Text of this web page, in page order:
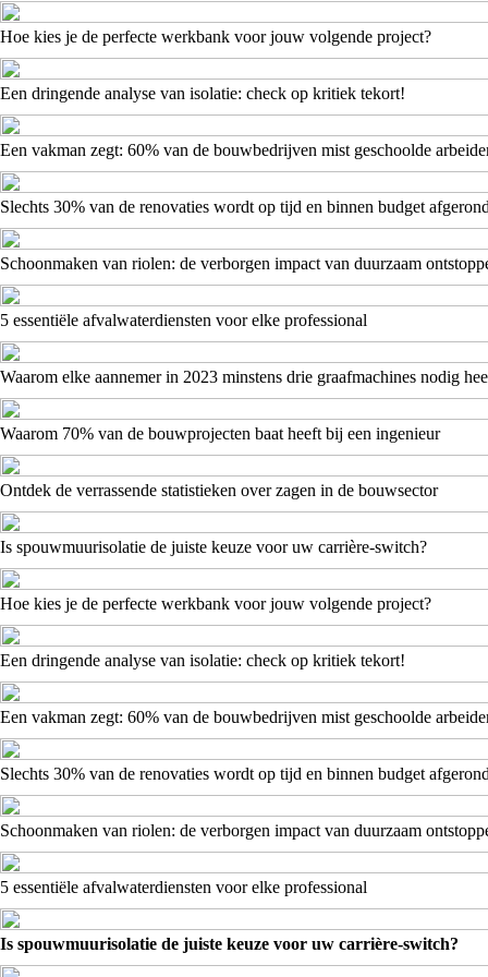
Hoe kies je de perfecte werkbank voor jouw volgende project?
Een dringende analyse van isolatie: check op kritiek tekort!
Een vakman zegt: 60% van de bouwbedrijven mist geschoolde
Slechts 30% van de renovaties wordt op tijd en binnen budget afgerond
Schoonmaken van riolen: de verborgen impact van duurzaam
5 essentiële afvalwaterdiensten voor elke professional
Waarom elke aannemer in 2023 minstens drie graafmachines nodig
Waarom 70% van de bouwprojecten baat heeft bij een ingenieur
Ontdek de verrassende statistieken over zagen in de bouwsector
Is spouwmuurisolatie de juiste keuze voor uw carrière-switch?
Hoe kies je de perfecte werkbank voor jouw volgende project?
Een dringende analyse van isolatie: check op kritiek tekort!
Een vakman zegt: 60% van de bouwbedrijven mist geschoolde
Slechts 30% van de renovaties wordt op tijd en binnen budget afgerond
Schoonmaken van riolen: de verborgen impact van duurzaam
5 essentiële afvalwaterdiensten voor elke professional
Is spouwmuurisolatie de juiste keuze voor uw carrière-switch?